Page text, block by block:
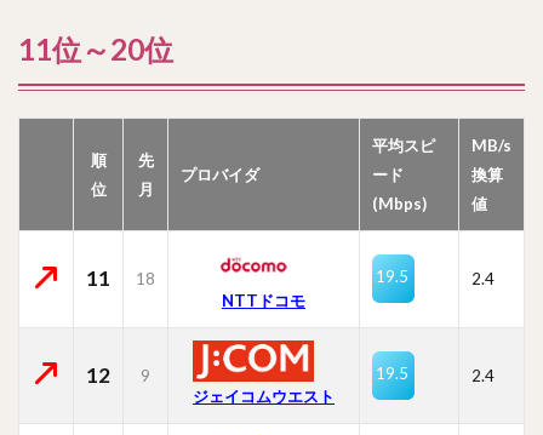
11位～20位
順
位
先
月
プロバイダ
平均スピ
ード
(Mbps)
MB/s
換算
値
11
18
NTTドコモ
19.5 2.4
12
9
ジェイコムウエスト
19.5 2.4